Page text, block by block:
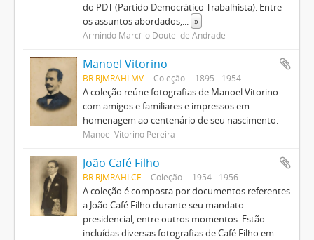
do PDT (Partido Democrático Trabalhista). Entre
os assuntos abordados,... »
Armindo Marcílio Doutel de Andrade
Manoel Vitorino
BR RJMRAHI MV Coleção 1895 - 1954
A coleção reúne fotografias de Manoel Vitorino
com amigos e familiares e impressos em
homenagem ao centenário de seu nascimento.
Manoel Vitorino Pereira
João Café Filho
BR RJMRAHI CF Coleção 1954 - 1956
A coleção é composta por documentos referentes
a João Café Filho durante seu mandato
presidencial, entre outros momentos. Estão
incluídas diversas fotografias de Café Filho em